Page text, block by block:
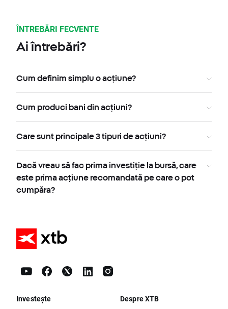
ÎNTREBĂRI FECVENTE
Ai întrebări?
Cum definim simplu o acțiune?
Cum produci bani din acțiuni?
Care sunt principale 3 tipuri de acțiuni?
Dacă vreau să fac prima investiție la bursă, care
este prima acțiune recomandată pe care o pot
cumpăra?
Investește Despre XTB